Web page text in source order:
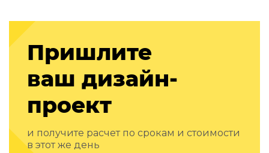
Пришлите
ваш дизайн-
проект
и получите расчет по срокам и стоимости
в этот же день